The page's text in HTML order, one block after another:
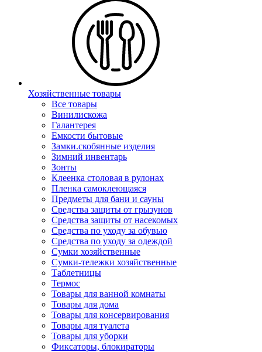
Хозяйственные товары
Все товары
Винилискожа
Галантерея
Емкости бытовые
Замки.скобянные изделия
Зимний инвентарь
Зонты
Клеенка столовая в рулонах
Пленка самоклеющаяся
Предметы для бани и сауны
Средства защиты от грызунов
Средства защиты от насекомых
Средства по уходу за обувью
Средства по уходу за одеждой
Сумки хозяйственные
Сумки-тележки хозяйственные
Таблетницы
Термос
Товары для ванной комнаты
Товары для дома
Товары для консервирования
Товары для туалета
Товары для уборки
Фиксаторы, блокираторы